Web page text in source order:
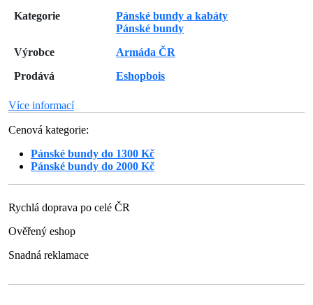
Kategorie
Pánské bundy a kabáty
Pánské bundy
Výrobce
Armáda ČR
Prodává
Eshopbois
Více informací
Cenová kategorie:
Pánské bundy do 1300 Kč
Pánské bundy do 2000 Kč
Rychlá doprava po celé ČR
Ověřený eshop
Snadná reklamace